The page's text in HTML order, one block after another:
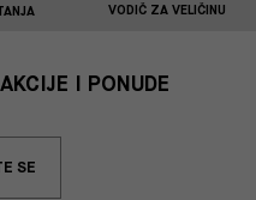
VODIČ ZA VELIČINU
I PONUDE
SE